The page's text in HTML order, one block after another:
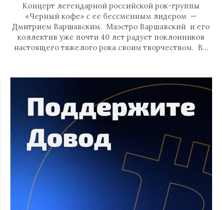
Концерт легендарной российской рок-группы
«Черный кофе» с ее бессменным лидером —
Дмитрием Варшавским. Маэстро Варшавский и его
коллектив уже почти 40 лет радует поклонников
настоящего тяжелого рока своим творчеством. В…